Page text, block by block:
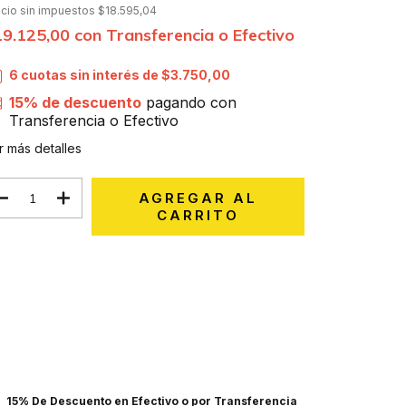
sin impuestos $18.595,04
con Transferencia o Efectivo
6 cuotas sin interés de$3.750,00
15% de descuento pagando con
Transferencia o Efectivo
más detalles
15% De Descuento en Efectivo o por Transferencia